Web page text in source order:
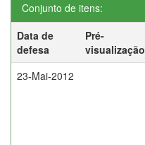
Conjunto de itens:
Data de
defesa
Pré-
visualização
23-Mai-2012